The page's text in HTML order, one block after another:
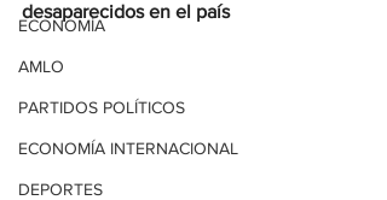
ECONOMÍA
AMLO
PARTIDOS POLÍTICOS
ECONOMÍA INTERNACIONAL
DEPORTES
desaparecidos en el país